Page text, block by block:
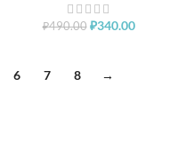
₽490.00 ₽340.00
6 7 8 →